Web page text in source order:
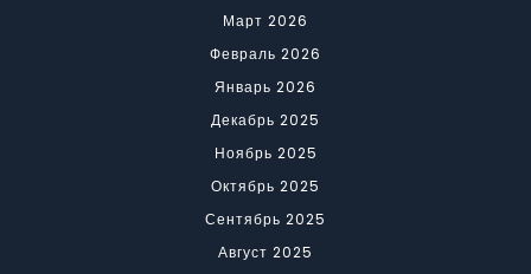
Март 2026
Февраль 2026
Январь 2026
Декабрь 2025
Ноябрь 2025
Октябрь 2025
Сентябрь 2025
Август 2025